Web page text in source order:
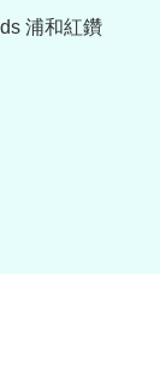
浦和紅鑽